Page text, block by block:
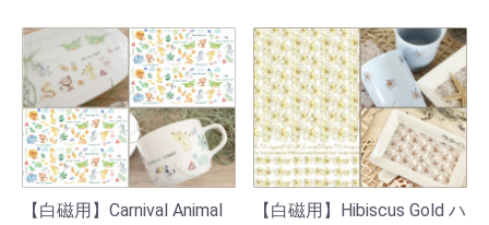
【白磁用】Carnival Animal
【白磁用】Hibiscus Gold ハ